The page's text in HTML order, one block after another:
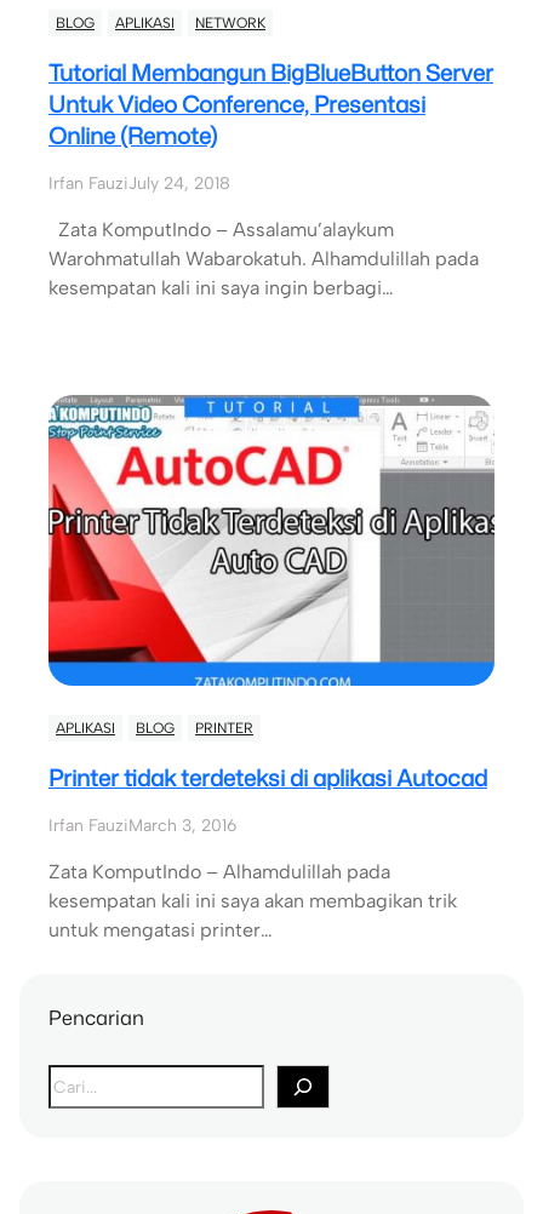
BLOG APLIKASI NETWORK
Tutorial Membangun BigBlueButton Server
Untuk Video Conference, Presentasi
Online (Remote)
Irfan FauziJuly 24, 2018
Zata KomputIndo – Assalamu’alaykum
Warohmatullah Wabarokatuh. Alhamdulillah pada
kesempatan kali ini saya ingin berbagi…
APLIKASI BLOG PRINTER
Printer tidak terdeteksi di aplikasi Autocad
Irfan FauziMarch 3, 2016
Zata KomputIndo – Alhamdulillah pada
kesempatan kali ini saya akan membagikan trik
untuk mengatasi printer…
Pencarian
S
e